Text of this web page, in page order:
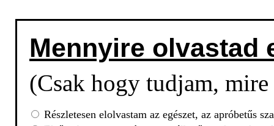
Mennyire olvastad
(Csak hogy tudjam,
Részletesen elolvastam az egészet, az apróbetűs